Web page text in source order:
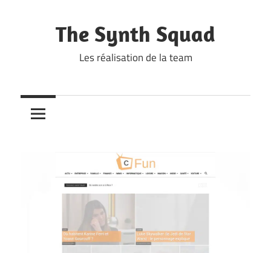
The Synth Squad
Les réalisation de la team